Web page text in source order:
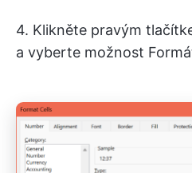
4. Klikněte pravým
a vyberte možnost